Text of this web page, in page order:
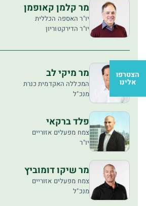
הצטרפו
אלינו
מר קלמן קאופמן
יו"ר האספה הכללית
יו"ר הדירקטוריון
מר מיקי לב
המכללה האקדמית כנרת
מנכ"ל
פלד ברקאי
צמח מפעלים אזוריים
יו"ר
מר שיקו דומוביץ
צמח מפעלים אזוריים
מנכ"ל